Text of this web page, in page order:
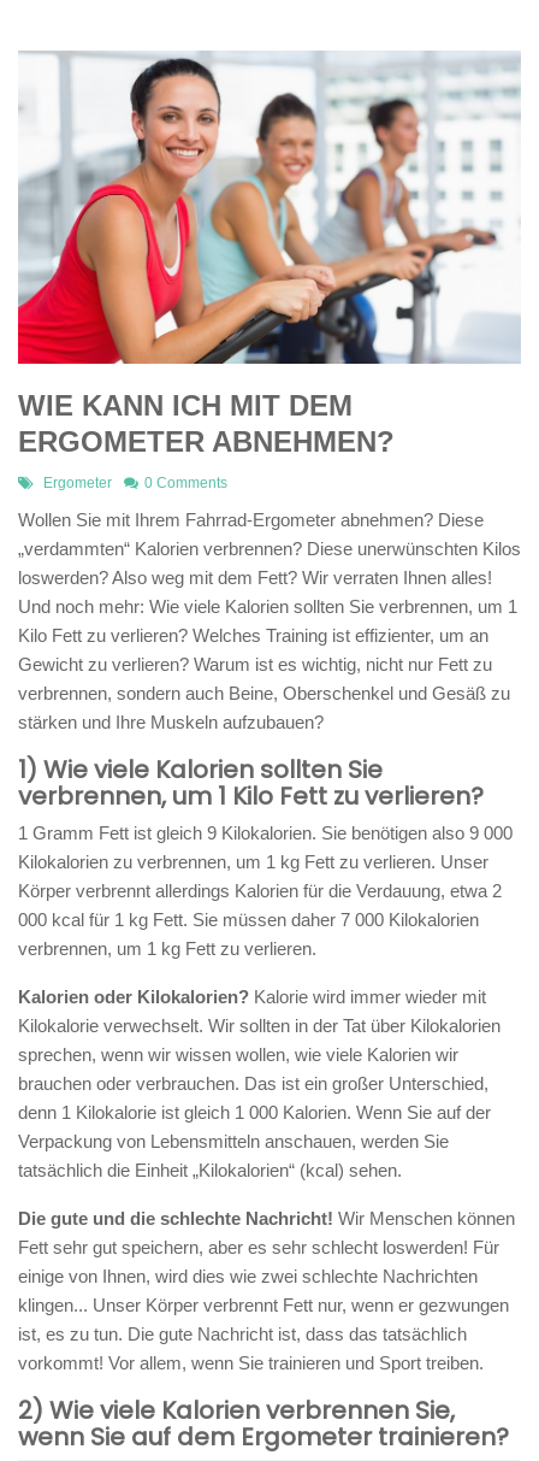
WIE KANN ICH MIT DEM
ERGOMETER ABNEHMEN?
Ergometer 0 Comments
Wollen Sie mit Ihrem Fahrrad-Ergometer abnehmen? Diese
„verdammten“ Kalorien verbrennen? Diese unerwünschten Kilos
loswerden? Also weg mit dem Fett? Wir verraten Ihnen alles!
Und noch mehr: Wie viele Kalorien sollten Sie verbrennen, um 1
Kilo Fett zu verlieren? Welches Training ist effizienter, um an
Gewicht zu verlieren? Warum ist es wichtig, nicht nur Fett zu
verbrennen, sondern auch Beine, Oberschenkel und Gesäß zu
stärken und Ihre Muskeln aufzubauen?
1) Wie viele Kalorien sollten Sie
verbrennen, um 1 Kilo Fett zu verlieren?
1 Gramm Fett ist gleich 9 Kilokalorien. Sie benötigen also 9 000
Kilokalorien zu verbrennen, um 1 kg Fett zu verlieren. Unser
Körper verbrennt allerdings Kalorien für die Verdauung, etwa 2
000 kcal für 1 kg Fett. Sie müssen daher 7 000 Kilokalorien
verbrennen, um 1 kg Fett zu verlieren.
Kalorien oder Kilokalorien? Kalorie wird immer wieder mit
Kilokalorie verwechselt. Wir sollten in der Tat über Kilokalorien
sprechen, wenn wir wissen wollen, wie viele Kalorien wir
brauchen oder verbrauchen. Das ist ein großer Unterschied,
denn 1 Kilokalorie ist gleich 1 000 Kalorien. Wenn Sie auf der
Verpackung von Lebensmitteln anschauen, werden Sie
tatsächlich die Einheit „Kilokalorien“ (kcal) sehen.
Die gute und die schlechte Nachricht! Wir Menschen können
Fett sehr gut speichern, aber es sehr schlecht loswerden! Für
einige von Ihnen, wird dies wie zwei schlechte Nachrichten
klingen... Unser Körper verbrennt Fett nur, wenn er gezwungen
ist, es zu tun. Die gute Nachricht ist, dass das tatsächlich
vorkommt! Vor allem, wenn Sie trainieren und Sport treiben.
2) Wie viele Kalorien verbrennen Sie,
wenn Sie auf dem Ergometer trainieren?